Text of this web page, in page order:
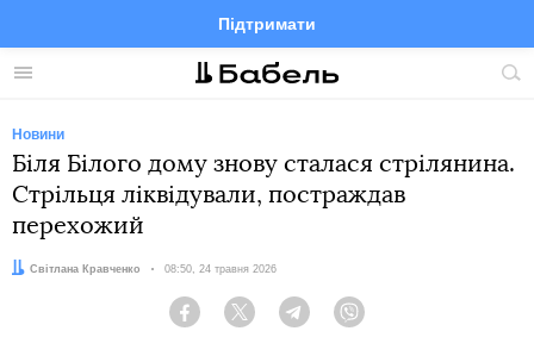
Меню
Підтримати
FacebookTelegramTwitter
Новини
Біля Білого дому знову сталася стрілянина.
Стрільця ліквідували, постраждав
перехожий
Автор:
Світлана Кравченко Дата:
08:50, 24 травня 2026
Facebook Twitter Telegram